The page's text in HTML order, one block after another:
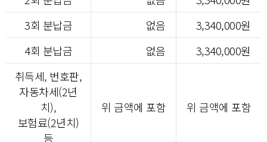
3회 분납금
없음
3,340,000원
4회 분납금
없음
3,340,000원
취득세, 번호판,
자동차세(2년
치),
보험료(2년치)
등
위 금액에 포함 위 금액에 포함